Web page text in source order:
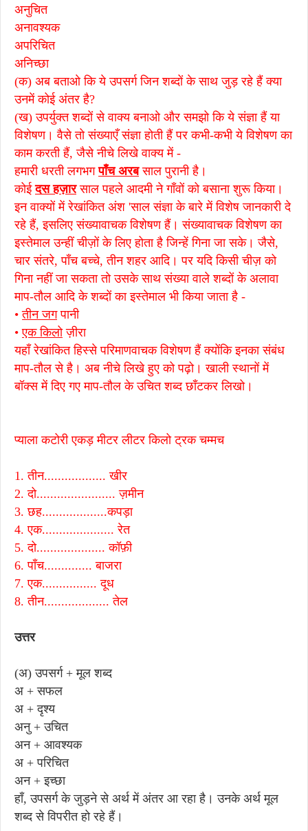
अनुचित
अनावश्यक
अपरिचित
अनिच्छा
(क) अब बताओ कि ये उपसर्ग जिन शब्दों के साथ जुड़ रहे हैं क्या
उनमें कोई अंतर है?
(ख) उपर्युक्त शब्दों से वाक्य बनाओ और समझो कि ये संज्ञा हैं या
विशेषण। वैसे तो संख्याएँ संज्ञा होती हैं पर कभी-कभी ये विशेषण का
काम करती हैं, जैसे नीचे लिखे वाक्य में -
हमारी धरती लगभगपाँच अरबसाल पुरानी है।
कोईदस हज़ारसाल पहले आदमी ने गाँवों को बसाना शुरू किया।
इन वाक्यों में रेखांकित अंश 'साल संज्ञा के बारे में विशेष जानकारी दे
रहे हैं, इसलिए संख्यावाचक विशेषण हैं। संख्यावाचक विशेषण का
इस्तेमाल उन्हीं चीज़ों के लिए होता है जिन्हें गिना जा सके। जैसे,
चार संतरे, पाँच बच्चे, तीन शहर आदि। पर यदि किसी चीज़ को
गिना नहीं जा सकता तो उसके साथ संख्या वाले शब्दों के अलावा
माप-तौल आदि के शब्दों का इस्तेमाल भी किया जाता है -
•तीन जगपानी
•एक किलोज़ीरा
यहाँ रेखांकित हिस्से परिमाणवाचक विशेषण हैं क्योंकि इनका संबंध
माप-तौल से है। अब नीचे लिखे हुए को पढ़ो। खाली स्थानों में
बॉक्स में दिए गए माप-तौल के उचित शब्द छाँटकर लिखो।
प्याला कटोरी एकड़ मीटर लीटर किलो ट्रक चम्मच
1. तीन.................. खीर
2. दो....................... ज़मीन
3. छह...................कपड़ा
4. एक..................... रेत
5. दो.................... कॉफ़ी
6. पाँच.............. बाजरा
7. एक................ दूध
8. तीन................... तेल
उत्तर
(अ) उपसर्ग + मूल शब्द
अ + सफल
अ + दृश्य
अनु + उचित
अन + आवश्यक
अ + परिचित
अन + इच्छा
हाँ, उपसर्ग के जुड़ने से अर्थ में अंतर आ रहा है। उनके अर्थ मूल
शब्द से विपरीत हो रहे हैं।